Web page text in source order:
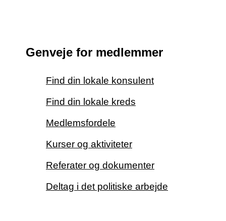
Genveje for medlemmer
Find din lokale konsulent
Find din lokale kreds
Medlemsfordele
Kurser og aktiviteter
Referater og dokumenter
Deltag i det politiske arbejde